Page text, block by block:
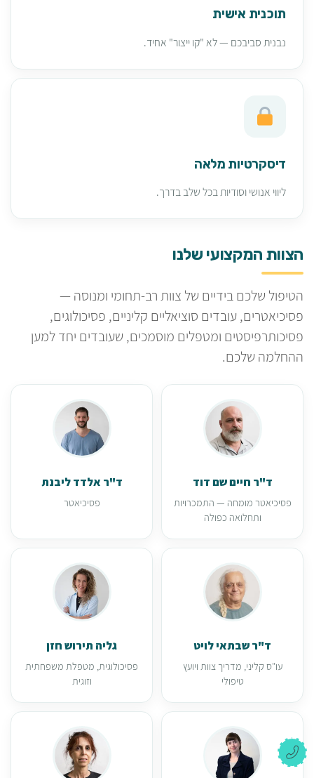
תוכנית אישית
נבנית סביבכם — לא "קו ייצור" אחיד.
דיסקרטיות מלאה
ליווי אנושי וסודיות בכל שלב בדרך.
הצוות המקצועי שלנו
הטיפול שלכם בידיים של צוות רב-תחומי ומנוסה —
פסיכיאטרים, עובדים סוציאליים קליניים, פסיכולוגים,
פסיכותרפיסטים ומטפלים מוסמכים, שעובדים יחד למען
ההחלמה שלכם.
ד"ר חיים שם דוד
פסיכיאטר מומחה — התמכרויות
ותחלואה כפולה
ד"ר אלדד ליבנת
פסיכיאטר
ד"ר שבתאי לויט
עו"ס קליני, מדריך צוות ויועץ
טיפולי
גליה תירוש חזן
פסיכולוגית, מטפלת משפחתית
וזוגית